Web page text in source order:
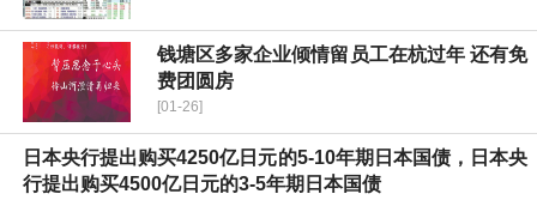
钱塘区多家企业倾情留员工在杭过年 还有免
费团圆房
[01-26]
日本央行提出购买4250亿日元的5-10年期日本国债，日本央
行提出购买4500亿日元的3-5年期日本国债